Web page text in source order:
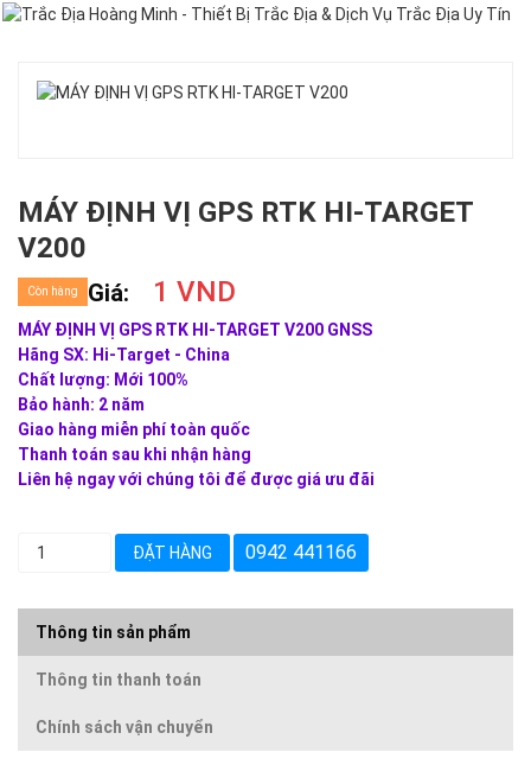
MÁY ĐỊNH VỊ GPS RTK HI-TARGET
V200
Giá: 1 VND
Còn hàng
MÁY ĐỊNH VỊ GPS RTK HI-TARGET V200 GNSS
Hãng SX: Hi-Target - China
Chất lượng: Mới 100%
Bảo hành: 2 năm
Giao hàng miễn phí toàn quốc
Thanh toán sau khi nhận hàng
Liên hệ ngay với chúng tôi để được giá ưu đãi
ĐẶT HÀNG 0942 441166
Thông tin sản phẩm
Thông tin thanh toán
Chính sách vận chuyển